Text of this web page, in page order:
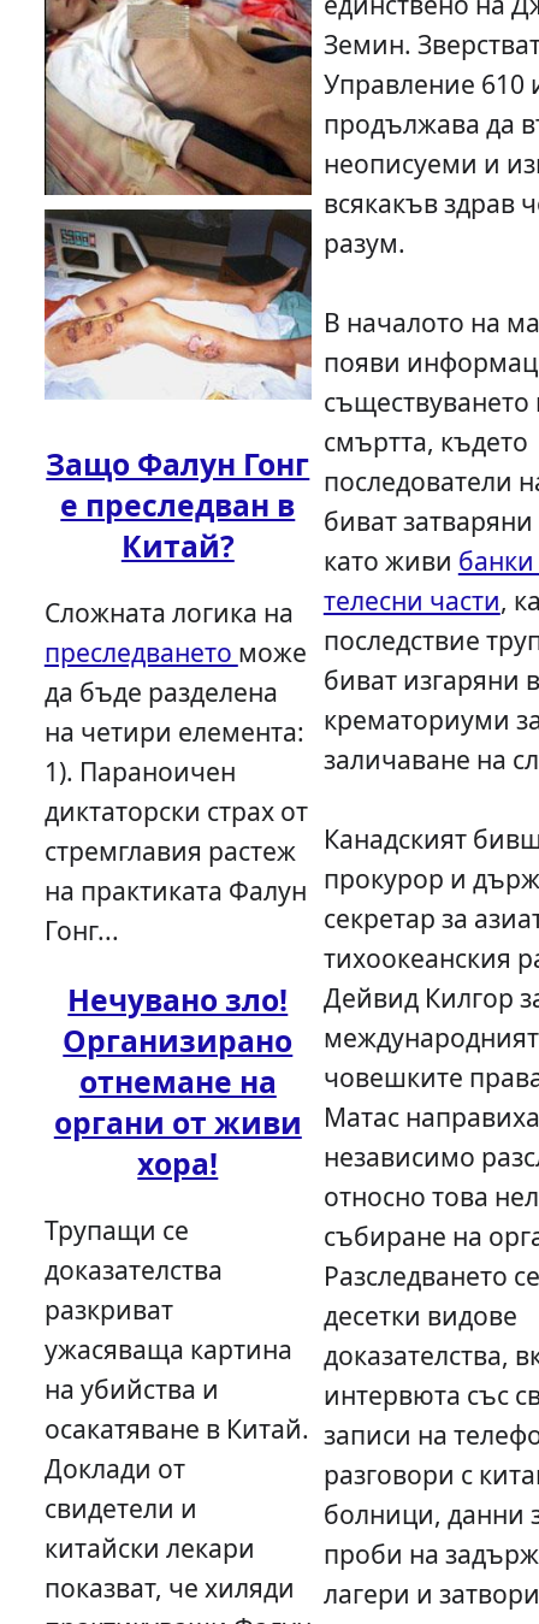
Защо Фалун Гонг
е преследван в
Китай?
Сложната логика на
преследването може
да бъде разделена
на четири елемента:
1). Параноичен
диктаторски страх от
стремглавия растеж
на практиката Фалун
Гонг...
Нечувано зло!
Организирано
отнемане на
органи от живи
хора!
Трупащи се
доказателства
разкриват
ужасяваща картина
на убийства и
осакатяване в Китай.
Доклади от
свидетели и
китайски лекари
показват, че хиляди
Земин.
Управление
продължава да
неописуеми и
всякакъв здрав
разум.
В началото на
появи
съществуването
смъртта, където
последователи
биват
като живи
телесни части,
последствие
биват изгаряни в
крематориуми
заличаване на
Канадският
прокурор и
секретар за
тихоокеанския
Дейвид Килгор
човешките
Матас направиха
независимо
относно това
събиране на
Разследването
десетки видове
доказателства,
интервюта със
записи на
разговори с
болници, данни
проби на
лагери и затвори